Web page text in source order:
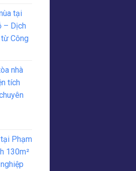
tại
– Dịch
Công
nhà
tích
Phạm
130m²